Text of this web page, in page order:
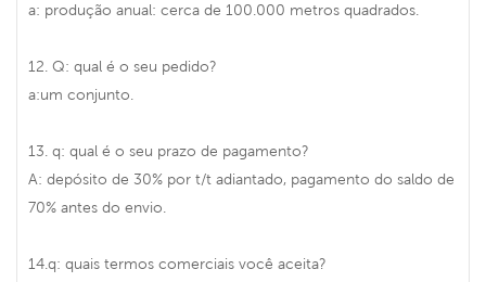
a: produção anual: cerca de 100.000 metros quadrados.
12. Q: qual é o seu pedido?
a:um conjunto.
13. q: qual é o seu prazo de pagamento?
A: depósito de 30% por t/t adiantado, pagamento do saldo de
70% antes do envio.
14.q: quais termos comerciais você aceita?